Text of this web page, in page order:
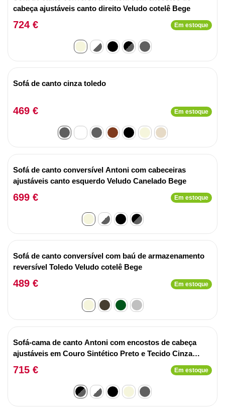
cabeça ajustáveis canto direito Veludo cotelê Bege
724 € Em estoque
Sofá de canto cinza toledo
469 € Em estoque
Sofá de canto conversível Antoni com cabeceiras
ajustáveis canto esquerdo Veludo Canelado Bege
699 € Em estoque
Sofá de canto conversível com baú de armazenamento
reversível Toledo Veludo cotelê Bege
489 € Em estoque
Sofá-cama de canto Antoni com encostos de cabeça
ajustáveis em Couro Sintético Preto e Tecido Cinza
Escuro
715 € Em estoque